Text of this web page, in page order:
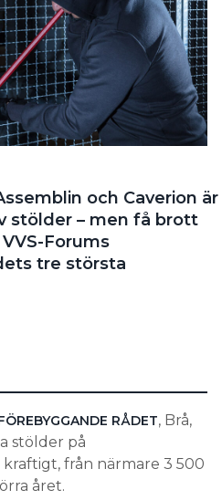
och Caverion är
stölder – men få brott
Forums
tre största
RÅDET, Brå,
stölder på
från närmare 3 500
året.